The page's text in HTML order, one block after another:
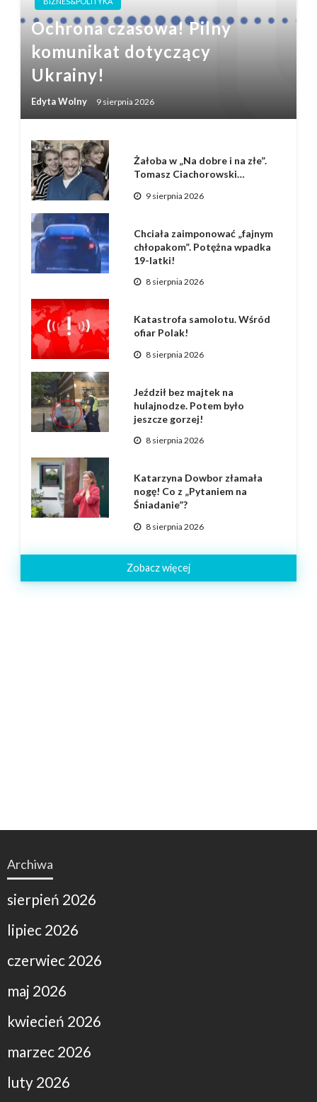
Ochrona czasowa! Pilny
komunikat dotyczący
Ukrainy!
Edyta Wolny 9 sierpnia 2026
Żałoba w „Na dobre i na złe”.
Tomasz Ciachorowski…
9 sierpnia 2026
Chciała zaimponować „fajnym
chłopakom”. Potężna wpadka
19-latki!
8 sierpnia 2026
Katastrofa samolotu. Wśród
ofiar Polak!
8 sierpnia 2026
Jeździł bez majtek na
hulajnodze. Potem było
jeszcze gorzej!
8 sierpnia 2026
Katarzyna Dowbor złamała
nogę! Co z „Pytaniem na
Śniadanie”?
8 sierpnia 2026
Zobacz więcej
Archiwa
sierpień 2026
lipiec 2026
czerwiec 2026
maj 2026
kwiecień 2026
marzec 2026
luty 2026